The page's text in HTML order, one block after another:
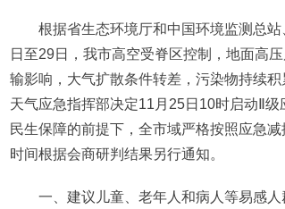
根据省生态环境厅和中国环境监测总站
日至29日，我市高空受脊区控制，地面高
输影响，大气扩散条件转差，污染物持续
天气应急指挥部决定11月25日10时启动Ⅱ
民生保障的前提下，全市域严格按照应急
时间根据会商研判结果另行通知。
一、建议儿童、老年人和病人等易感人